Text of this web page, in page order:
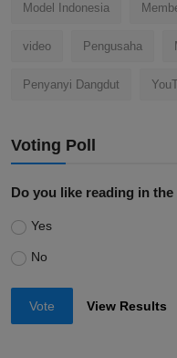
Model Indonesia
video Pengusaha
Penyanyi Dangdut
Voting Poll
Do you like reading in
Yes
No
Vote View Results